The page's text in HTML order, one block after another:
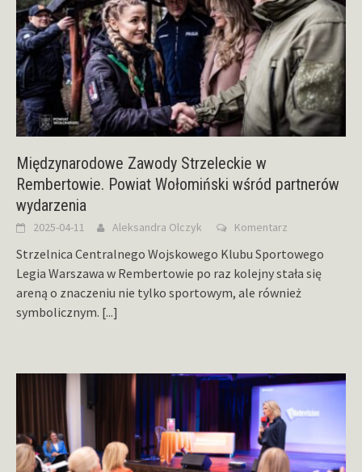
Międzynarodowe Zawody Strzeleckie w
Rembertowie. Powiat Wołomiński wśród partnerów
wydarzenia
2025-04-11 Aleksandra Olczyk Komentarz
Strzelnica Centralnego Wojskowego Klubu Sportowego
Legia Warszawa w Rembertowie po raz kolejny stała się
areną o znaczeniu nie tylko sportowym, ale również
symbolicznym. [...]